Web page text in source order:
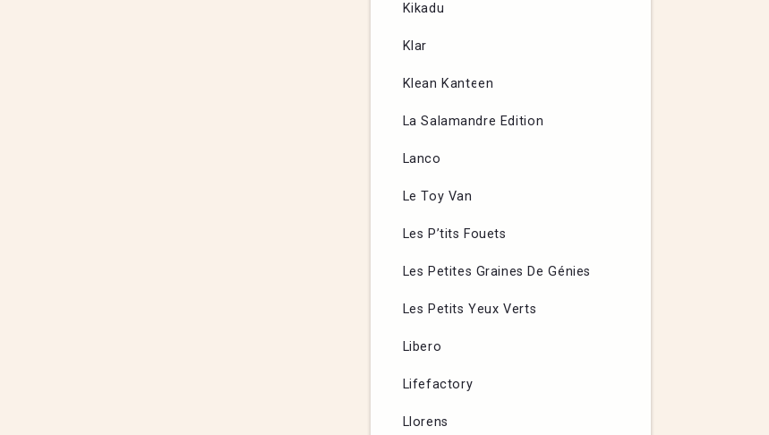
Kikadu
Klar
Klean Kanteen
La Salamandre Edition
Lanco
Le Toy Van
Les P’tits Fouets
Les Petites Graines De Génies
Les Petits Yeux Verts
Libero
Lifefactory
Llorens